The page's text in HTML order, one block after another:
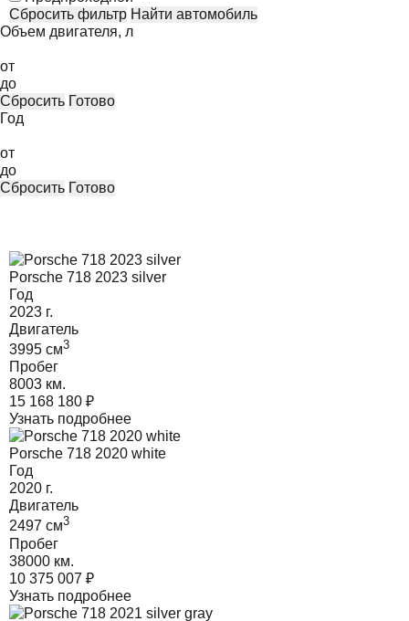
Сбросить фильтр
Найти автомобиль
Объем двигателя, л
от
до
Сбросить Готово
Год
от
до
Сбросить Готово
Porsche 718 2023 silver
Год
2023 г.
Двигатель
3995 cм3
Пробег
8003 км.
15 168 180 ₽
Узнать подробнее
Porsche 718 2020 white
Год
2020 г.
Двигатель
2497 cм3
Пробег
38000 км.
10 375 007 ₽
Узнать подробнее